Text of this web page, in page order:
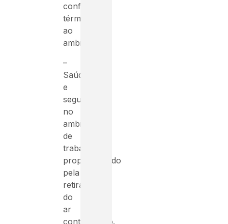
conforto
térmico
ao
ambiente;
–
Saúde
e
segurança
no
ambiente
de
trabalho,
proporcionado
pela
retirada
do
ar
contaminado.